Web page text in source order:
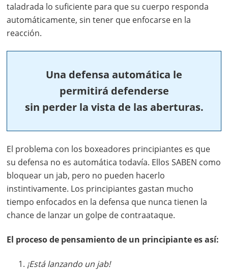
taladrada lo suficiente para que su cuerpo responda
automáticamente, sin tener que enfocarse en la
reacción.
Una defensa automática le
permitirá defenderse
sin perder la vista de las aberturas.
El problema con los boxeadores principiantes es que
su defensa no es automática todavía. Ellos SABEN como
bloquear un jab, pero no pueden hacerlo
instintivamente. Los principiantes gastan mucho
tiempo enfocados en la defensa que nunca tienen la
chance de lanzar un golpe de contraataque.
El proceso de pensamiento de un principiante es así:
¡Está lanzando un jab!